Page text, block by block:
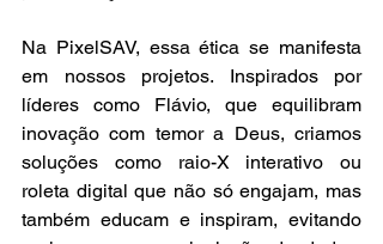
Na PixelSAV, essa ética se manifesta
em nossos projetos. Inspirados por
líderes como Flávio, que equilibram
inovação com temor a Deus, criamos
soluções como raio-X interativo ou
roleta digital que não só engajam, mas
também educam e inspiram, evitando